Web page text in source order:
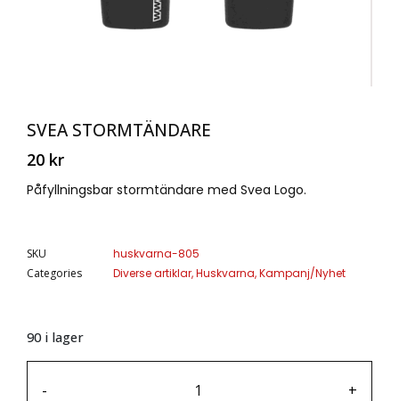
SVEA STORMTÄNDARE
20 kr
Påfyllningsbar stormtändare med Svea Logo.
SKU
huskvarna-805
Categories
Diverse artiklar,Huskvarna,Kampanj/Nyhet
90 i lager
- +